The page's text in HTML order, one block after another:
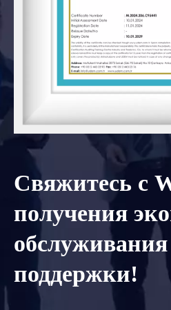
Свяжитесь с
получения
поддержки!